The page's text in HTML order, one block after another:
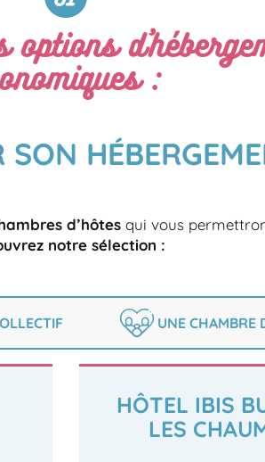
options
:
SON
d’hôtes qui vous
notre sélection :
UNE CHAMBRE
HÔTEL IBIS
LES